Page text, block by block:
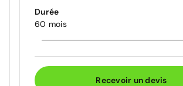
Durée
60 mois
Recevoir un devis